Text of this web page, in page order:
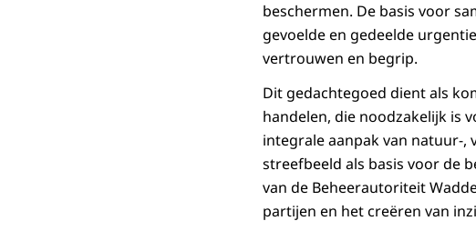
beschermen. De basis voor
gevoelde en gedeelde
vertrouwen en begrip.
Dit gedachtegoed dient als
handelen, die noodzakelijk is
integrale aanpak van natuur-,
streefbeeld als basis voor de
van de Beheerautoriteit
partijen en het creëren van